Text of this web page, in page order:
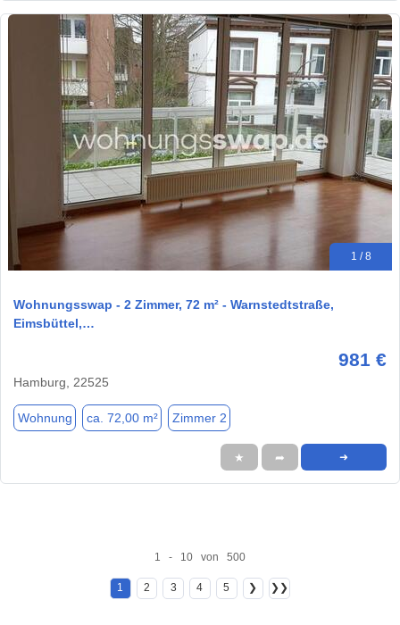
1 / 8
Wohnungsswap - 2 Zimmer, 72 m² - Warnstedtstraße,
Eimsbüttel,…
981 €
Hamburg, 22525
Wohnung ca. 72,00 m² Zimmer 2
★ ➦ ➜
1 - 10 von 500
1 2 3 4 5 ❯ ❯❯